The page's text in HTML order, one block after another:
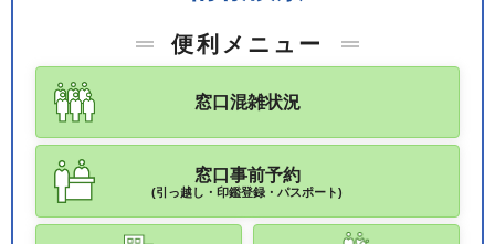
便利メニュー
窓口混雑状況
窓口事前予約
(引っ越し・印鑑登録・パスポート)